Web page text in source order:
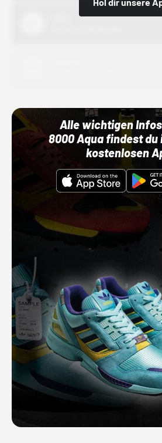
Alle wichtigen
8000 Aqua findest du
kostenlosen